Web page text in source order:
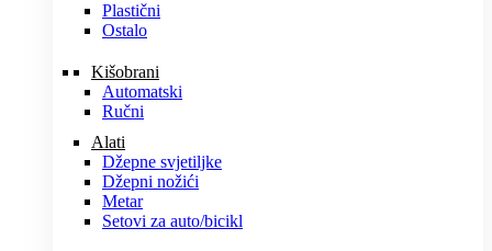
Plastični
Ostalo
Kišobrani
Automatski
Ručni
Alati
Džepne svjetiljke
Džepni nožići
Metar
Setovi za auto/bicikl